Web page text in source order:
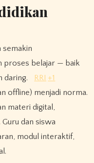
semakin
proses belajar — baik
daring.
RRI +1
offline) menjadi norma.
materi digital,
dan siswa
modul interaktif,